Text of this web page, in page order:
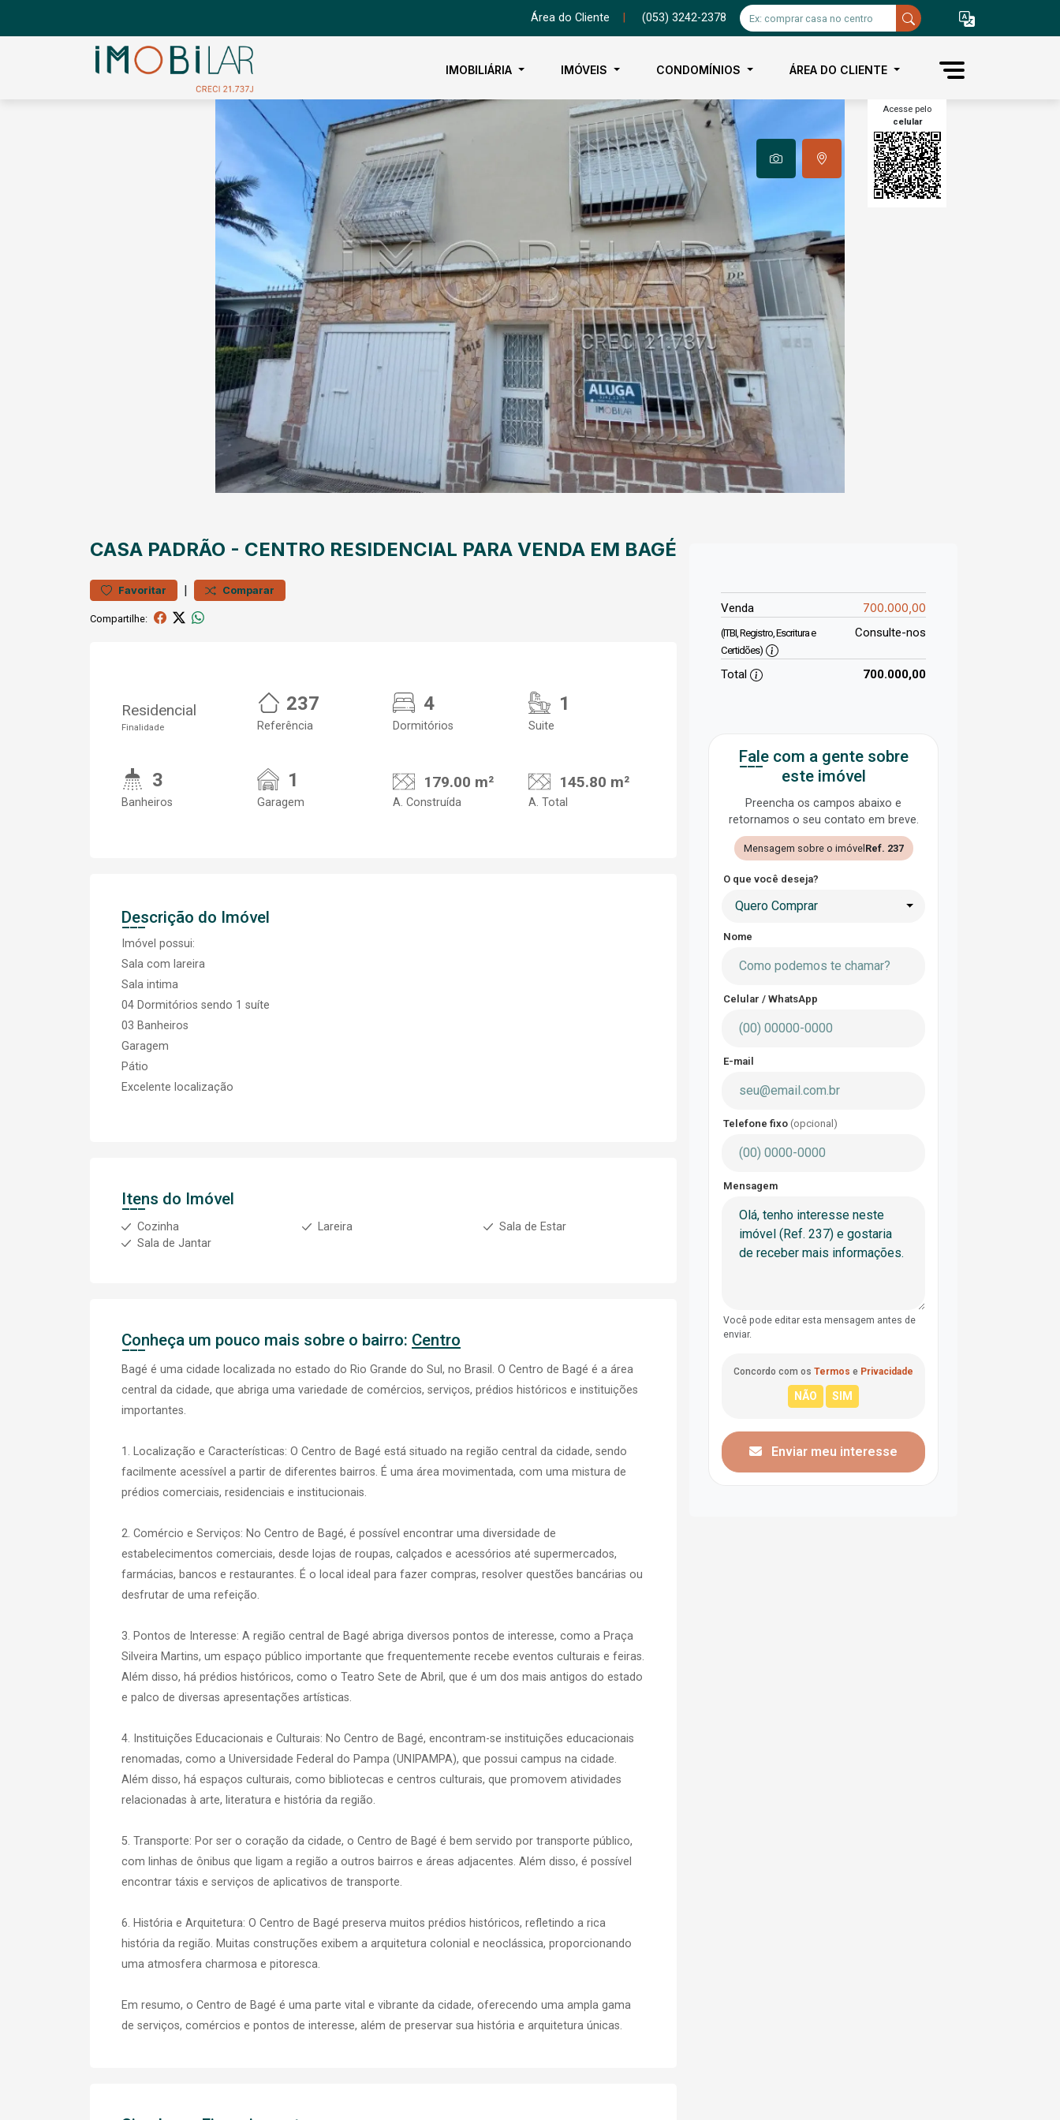
Área do Cliente (053) 3242-2378
IMOBILIÁRIA IMÓVEIS CONDOMÍNIOS ÁREA DO CLIENTE
Acesse pelo
celular
CASA PADRÃO - CENTRO RESIDENCIAL PARA VENDA EM BAGÉ
Favoritar | Comparar
Compartilhe:
Residencial
Finalidade
237
Referência
4
Dormitórios
1
Suite
3
Banheiros
1
Garagem
179.00 m²
A. Construída
145.80 m²
A. Total
Descrição do Imóvel
Imóvel possui:
Sala com lareira
Sala intima
04 Dormitórios sendo 1 suíte
03 Banheiros
Garagem
Pátio
Excelente localização
Itens do Imóvel
Cozinha Lareira
Sala de Estar
Sala de Jantar
Conheça um pouco mais sobre o bairro: Centro
Bagé é uma cidade localizada no estado do Rio Grande do Sul, no Brasil. O Centro de Bagé é a área
central da cidade, que abriga uma variedade de comércios, serviços, prédios históricos e instituições
importantes.
1. Localização e Características: O Centro de Bagé está situado na região central da cidade, sendo
facilmente acessível a partir de diferentes bairros. É uma área movimentada, com uma mistura de
prédios comerciais, residenciais e institucionais.
2. Comércio e Serviços: No Centro de Bagé, é possível encontrar uma diversidade de
estabelecimentos comerciais, desde lojas de roupas, calçados e acessórios até supermercados,
farmácias, bancos e restaurantes. É o local ideal para fazer compras, resolver questões bancárias ou
desfrutar de uma refeição.
3. Pontos de Interesse: A região central de Bagé abriga diversos pontos de interesse, como a Praça
Silveira Martins, um espaço público importante que frequentemente recebe eventos culturais e feiras.
Além disso, há prédios históricos, como o Teatro Sete de Abril, que é um dos mais antigos do estado
e palco de diversas apresentações artísticas.
4. Instituições Educacionais e Culturais: No Centro de Bagé, encontram-se instituições educacionais
renomadas, como a Universidade Federal do Pampa (UNIPAMPA), que possui campus na cidade.
Além disso, há espaços culturais, como bibliotecas e centros culturais, que promovem atividades
relacionadas à arte, literatura e história da região.
5. Transporte: Por ser o coração da cidade, o Centro de Bagé é bem servido por transporte público,
com linhas de ônibus que ligam a região a outros bairros e áreas adjacentes. Além disso, é possível
encontrar táxis e serviços de aplicativos de transporte.
6. História e Arquitetura: O Centro de Bagé preserva muitos prédios históricos, refletindo a rica
história da região. Muitas construções exibem a arquitetura colonial e neoclássica, proporcionando
uma atmosfera charmosa e pitoresca.
Em resumo, o Centro de Bagé é uma parte vital e vibrante da cidade, oferecendo uma ampla gama
de serviços, comércios e pontos de interesse, além de preservar sua história e arquitetura únicas.
Venda 700.000,00
(ITBI, Registro, Escritura e
Certidões)
Consulte-nos
Total 700.000,00
Fale com a gente sobre
este imóvel
Preencha os campos abaixo e
retornamos o seu contato em breve.
Mensagem sobre o imóvel Ref. 237
O que você deseja?
Quero Comprar
Nome
Celular / WhatsApp
E-mail
Telefone fixo (opcional)
Mensagem
Você pode editar esta mensagem antes de
enviar.
Concordo com os Termos e Privacidade
Enviar meu interesse